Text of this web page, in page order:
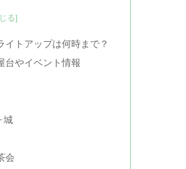
トアップは何時まで？
台やイベント情報
城
会